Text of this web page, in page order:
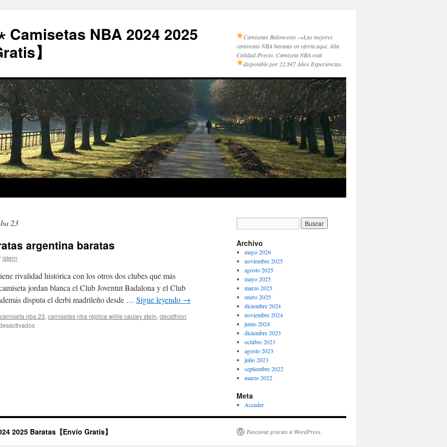
Camisetas NBA 2024 2025
】
Camisetas Baloncesto →Las mejores
camisetas NBA baratas en oferta aquí. Alta
Calidad-Precio. Camiseta NBA está
disponible por 22,8€7 Años Experiencias.
23
argentina baratas
istern
rivalidad histórica con los otros dos clubes que más
jordan blanca el Club Joventut Badalona y el Club
disputa el derbi madrileño desde … Sigue leyendo →
camiseta nba 23, camisetas nba replica willie cauley stein, decathlon
en
Archivo
mayo 2026
noviembre 2025
agosto 2025
mayo 2025
marzo 2025
enero 2025
diciembre 2024
noviembre 2024
junio 2024
diciembre 2023
octubre 2023
agosto 2023
julio 2023
septiembre 2022
marzo 2022
Meta
Acceder
2025 Baratas【Envío Gratis】 Funciona gracias a WordPress.